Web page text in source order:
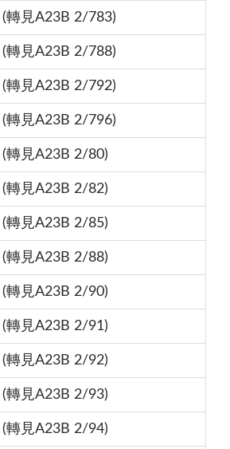
(轉見A23B 2/783)
(轉見A23B 2/788)
(轉見A23B 2/792)
(轉見A23B 2/796)
(轉見A23B 2/80)
(轉見A23B 2/82)
(轉見A23B 2/85)
(轉見A23B 2/88)
(轉見A23B 2/90)
(轉見A23B 2/91)
(轉見A23B 2/92)
(轉見A23B 2/93)
(轉見A23B 2/94)